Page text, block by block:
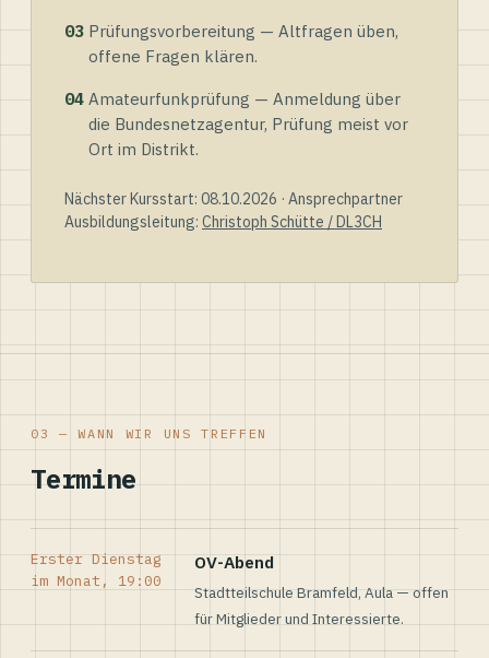
03 Prüfungsvorbereitung — Altfragen üben,
offene Fragen klären.
04 Amateurfunkprüfung — Anmeldung über
die Bundesnetzagentur, Prüfung meist vor
Ort im Distrikt.
Nächster Kursstart: 08.10.2026 · Ansprechpartner
Ausbildungsleitung: Christoph Schütte / DL3CH
03 — WANN WIR UNS TREFFEN
Termine
Erster Dienstag
im Monat, 19:00
OV-Abend
Stadtteilschule Bramfeld, Aula — offen
für Mitglieder und Interessierte.